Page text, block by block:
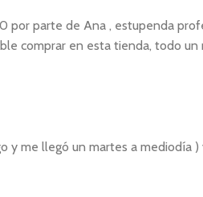
por parte de Ana , estupenda
comprar en esta tienda, todo
y me llegó un martes a mediodía )